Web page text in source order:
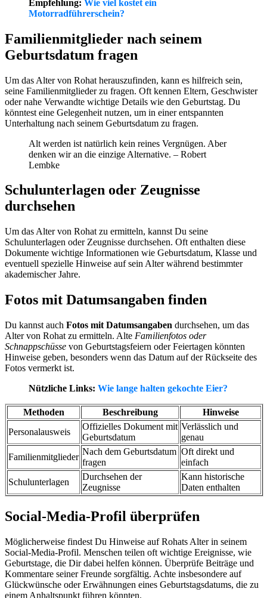
Empfehlung: Wie viel kostet ein
Motorradführerschein?
Familienmitglieder nach seinem
Geburtsdatum fragen
Um das Alter von Rohat herauszufinden, kann es hilfreich sein,
seine Familienmitglieder zu fragen. Oft kennen Eltern, Geschwister
oder nahe Verwandte wichtige Details wie den Geburtstag. Du
könntest eine Gelegenheit nutzen, um in einer entspannten
Unterhaltung nach seinem Geburtsdatum zu fragen.
Alt werden ist natürlich kein reines Vergnügen. Aber
denken wir an die einzige Alternative. – Robert
Lembke
Schulunterlagen oder Zeugnisse
durchsehen
Um das Alter von Rohat zu ermitteln, kannst Du seine
Schulunterlagen oder Zeugnisse durchsehen. Oft enthalten diese
Dokumente wichtige Informationen wie Geburtsdatum, Klasse und
eventuell spezielle Hinweise auf sein Alter während bestimmter
akademischer Jahre.
Fotos mit Datumsangaben finden
Du kannst auch Fotos mit Datumsangaben durchsehen, um das
Alter von Rohat zu ermitteln. Alte Familienfotos oder
Schnappschüsse von Geburtstagsfeiern oder Feiertagen könnten
Hinweise geben, besonders wenn das Datum auf der Rückseite des
Fotos vermerkt ist.
Nützliche Links: Wie lange halten gekochte Eier?
Methoden Beschreibung
Hinweise
Personalausweis
Offizielles Dokument mit
Geburtsdatum
Verlässlich und
genau
Familienmitglieder
Nach dem Geburtsdatum
fragen
Oft direkt und
einfach
Schulunterlagen
Durchsehen der
Zeugnisse
Kann historische
Daten enthalten
Social-Media-Profil überprüfen
Möglicherweise findest Du Hinweise auf Rohats Alter in seinem
Social-Media-Profil. Menschen teilen oft wichtige Ereignisse, wie
Geburtstage, die Dir dabei helfen können. Überprüfe Beiträge und
Kommentare seiner Freunde sorgfältig. Achte insbesondere auf
Glückwünsche oder Erwähnungen eines Geburtstagsdatums, die zu
einem Anhaltspunkt führen könnten.